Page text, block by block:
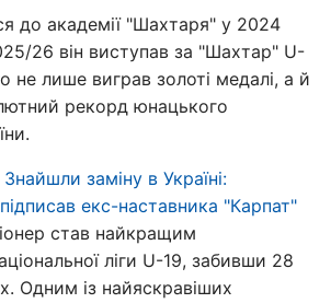
до академії "Шахтаря" у 2024
26 він виступав за "Шахтар" U-
не лише виграв золоті медалі, а й
рекорд юнацького
Знайшли заміну в Україні:
екс-наставника "Карпат"
став найкращим
ліги U-19, забивши 28
Одним із найяскравіших